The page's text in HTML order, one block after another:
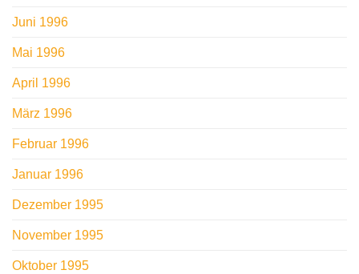
Juni 1996
Mai 1996
April 1996
März 1996
Februar 1996
Januar 1996
Dezember 1995
November 1995
Oktober 1995